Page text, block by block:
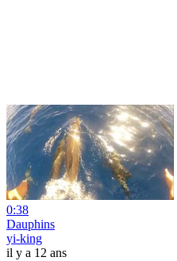
0:38
Dauphins
yi-king
il y a 12 ans